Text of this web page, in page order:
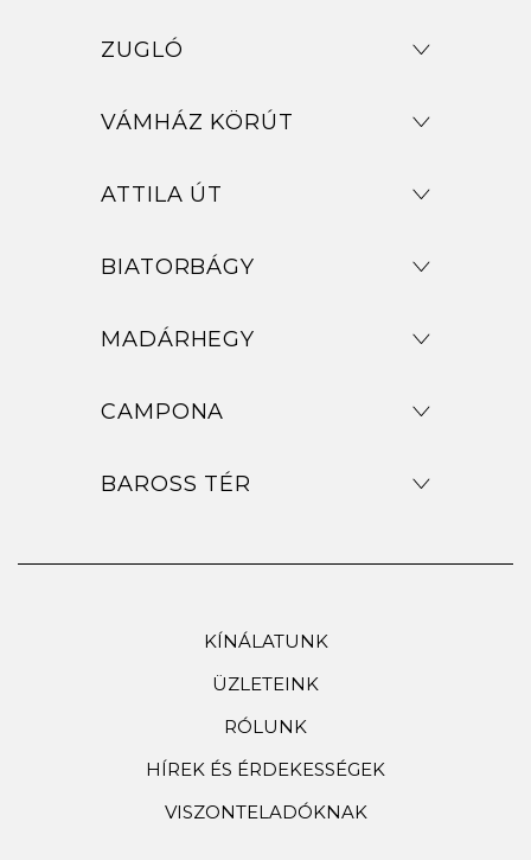
ZUGLÓ
VÁMHÁZ KÖRÚT
ATTILA ÚT
BIATORBÁGY
MADÁRHEGY
CAMPONA
BAROSS TÉR
KÍNÁLATUNK
ÜZLETEINK
RÓLUNK
HÍREK ÉS ÉRDEKESSÉGEK
VISZONTELADÓKNAK